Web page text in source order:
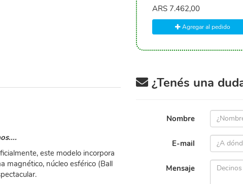
ARS 7.462,00
Agregar al pedido
este modelo incorpora
magnético, núcleo esférico (Ball
¿Tenés una
Nombre
E-mail
Mensaje